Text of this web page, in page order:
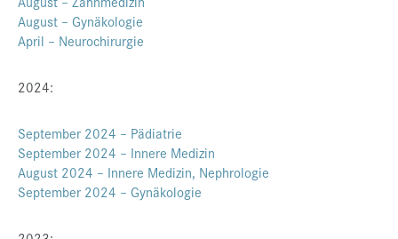
Presse
Jobs
Service-Links
de |en
August – Gynäkologie
April – Neurochirurgie
2024:
September 2024 – Pädiatrie
September 2024 – Innere Medizin
August 2024 – Innere Medizin, Nephrologie
September 2024 – Gynäkologie